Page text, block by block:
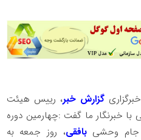
گزارش خبر، رییس هیئت
خبرنگار ما گفت :چهارمین دوره
جام وحشی بافقی، روز جمعه به